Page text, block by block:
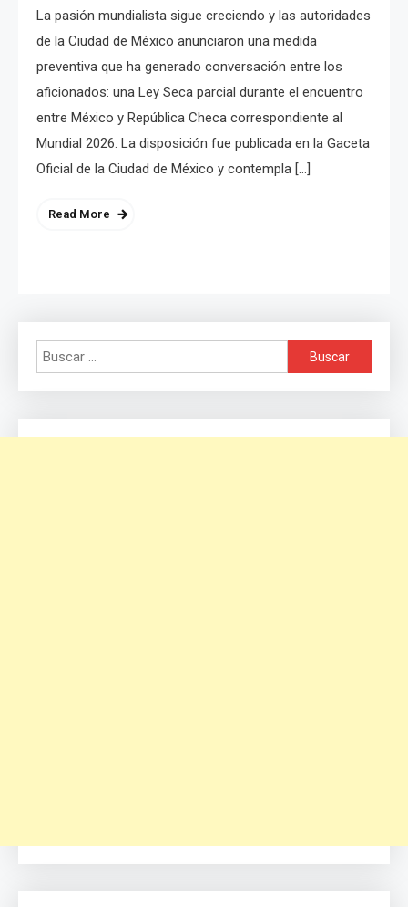
La pasión mundialista sigue creciendo y las autoridades
de la Ciudad de México anunciaron una medida
preventiva que ha generado conversación entre los
aficionados: una Ley Seca parcial durante el encuentro
entre México y República Checa correspondiente al
Mundial 2026. La disposición fue publicada en la Gaceta
Oficial de la Ciudad de México y contempla […]
Read More
Buscar: